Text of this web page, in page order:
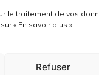
le traitement de vos
« En savoir plus ».
Refuser